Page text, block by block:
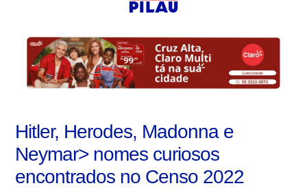
Hitler, Herodes, Madonna e
Neymar> nomes curiosos
encontrados no Censo 2022